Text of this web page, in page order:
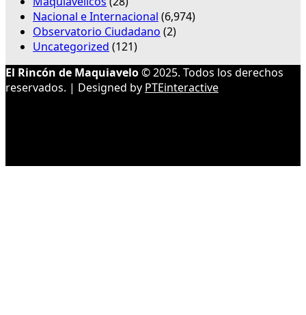
Nacional e Internacional (6,974)
Observatorio Ciudadano (2)
Uncategorized (121)
El Rincón de Maquiavelo© 2025. Todos los derechos
reservados. | Designed by PTEinteractive